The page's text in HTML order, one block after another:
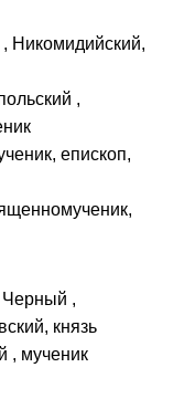
, Никомидийский,
,
епископ,
Черный ,
князь
, мученик